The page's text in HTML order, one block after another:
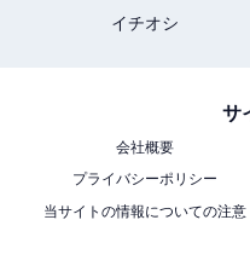
イチオシ
サ
会社概要
プライバシーポリシー
当サイトの情報についての注意